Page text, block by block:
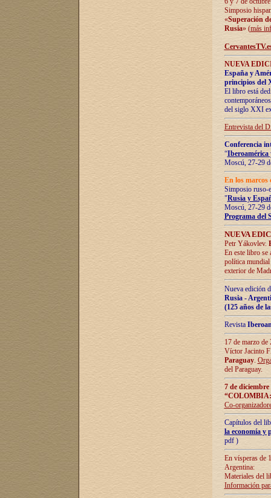
Simposio
«Superación
Rusia» (más
NUEVA
España y
principios del
El libro está
del siglo XXI
Entrevista del
Conferencia
“Iberoamérica
Moscú, 27-29
En los marcos
Simposio ruso-
"Rusia y
Moscú, 27-29
Programa del
NUEVA
Petr Yákovlev.
En este libro se
política mundial
exterior de
Nueva edición
Rusia -
(125 años de
Revista
17 de marzo
Víctor Jacinto
Paraguay.
del Paraguay.
7 de
Co-
Capítulos del
la economía y
pdf )
En vísperas de
Argentina:
Materiales del
Información